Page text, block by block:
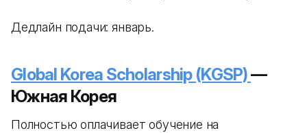
Дедлайн подачи: январь.
Global Korea Scholarship (KGSP)—
Южная Корея
Полностью оплачивает обучение на